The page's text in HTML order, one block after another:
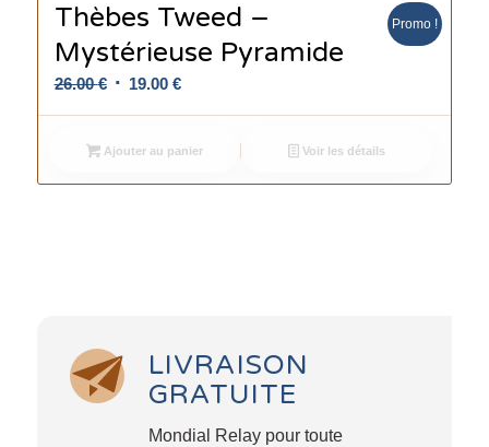
Thèbes Tweed –
Mystérieuse Pyramide
26.00€ Le
était :
26.00 €.
19.00 €Le
est :
19.00 €.
Promo !
Ajouter au panier Voir les détails
LIVRAISON
GRATUITE
Mondial Relay pour toute